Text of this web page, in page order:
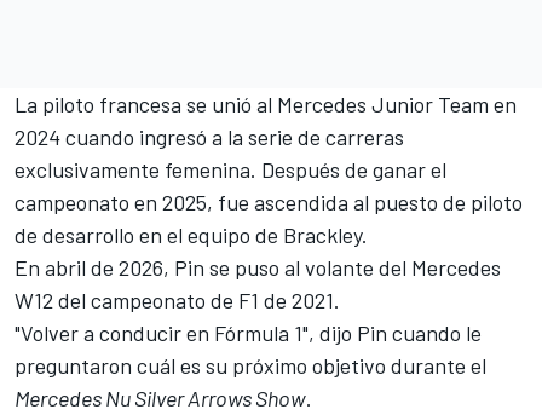
La piloto francesa se unió al Mercedes Junior Team en
2024 cuando ingresó a la serie de carreras
exclusivamente femenina. Después de ganar el
campeonato en 2025, fue ascendida al puesto de piloto
de desarrollo en el equipo de Brackley.
En abril de 2026, Pin se puso al volante del Mercedes
W12 del campeonato de F1 de 2021.
"Volver a conducir en Fórmula 1", dijo Pin cuando le
preguntaron cuál es su próximo objetivo durante el
Mercedes Nu Silver Arrows Show.